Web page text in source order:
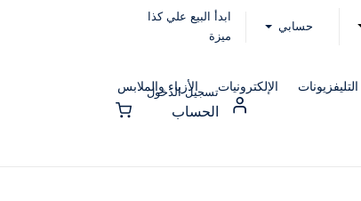
حسابي
ابدأ البيع علي كذا
ميزة
التليفزيونات الإلكترونيات الأزياء والملابس
تسجيل الدخول
الحساب